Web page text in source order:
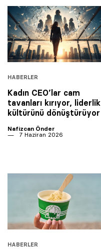
HABERLER
Kadın CEO’lar cam
tavanları kırıyor, liderlik
kültürünü dönüştürüyor
Nafizcan Önder
7 Haziran 2026
HABERLER